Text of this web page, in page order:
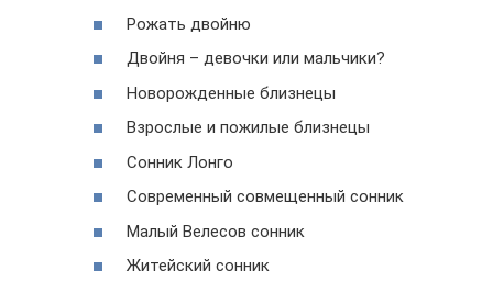
Рожать двойню
Двойня – девочки или мальчики?
Новорожденные близнецы
Взрослые и пожилые близнецы
Сонник Лонго
Современный совмещенный сонник
Малый Велесов сонник
Житейский сонник